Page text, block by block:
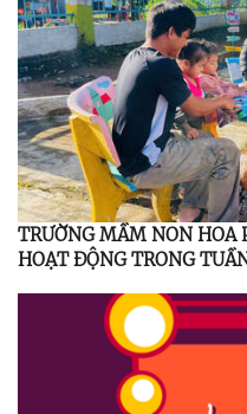
TRƯỜNG MẦM NON HOA
HOẠT ĐỘNG TRONG